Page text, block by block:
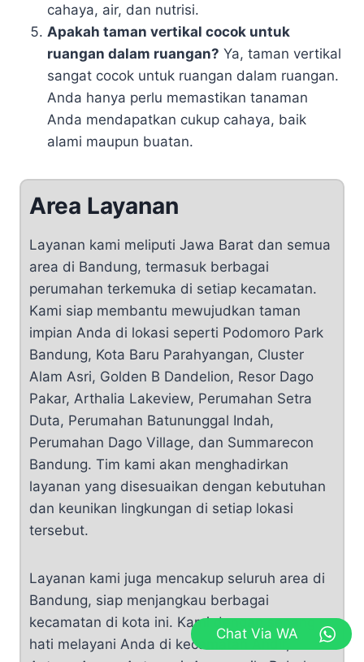
cahaya, air, dan nutrisi.
Apakah taman vertikal cocok untuk
ruangan dalam ruangan? Ya, taman vertikal
sangat cocok untuk ruangan dalam ruangan.
Anda hanya perlu memastikan tanaman
Anda mendapatkan cukup cahaya, baik
alami maupun buatan.
Area Layanan
Layanan kami meliputi Jawa Barat dan semua
area di Bandung, termasuk berbagai
perumahan terkemuka di setiap kecamatan.
Kami siap membantu mewujudkan taman
impian Anda di lokasi seperti Podomoro Park
Bandung, Kota Baru Parahyangan, Cluster
Alam Asri, Golden B Dandelion, Resor Dago
Pakar, Arthalia Lakeview, Perumahan Setra
Duta, Perumahan Batununggal Indah,
Perumahan Dago Village, dan Summarecon
Bandung. Tim kami akan menghadirkan
layanan yang disesuaikan dengan kebutuhan
dan keunikan lingkungan di setiap lokasi
tersebut.
Layanan kami juga mencakup seluruh area di
Bandung, siap menjangkau berbagai
kecamatan di kota ini. Kami dengan senang
hati melayani Anda di kecamatan Andir,
Chat Via WA